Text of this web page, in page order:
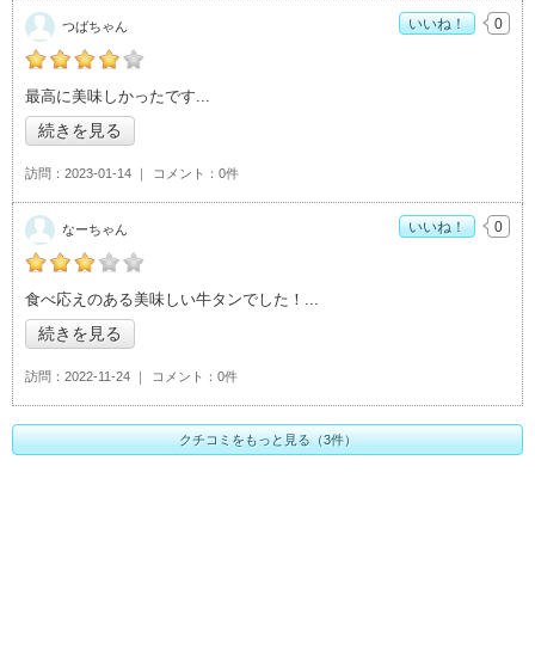
の「味太助 つくば分店」おすすめ度：
最高に美味しかったです
続きを見る
訪問 2023-01-14 コメント 0件
つばちゃん いいね！ 0
の「味太助 つくば分店」おすすめ度：
食べ応えのある美味しい牛タンでした！
続きを見る
訪問 2022-11-24 コメント 0件
なーちゃん いいね！ 0
クチコミをもっと見る（3件）